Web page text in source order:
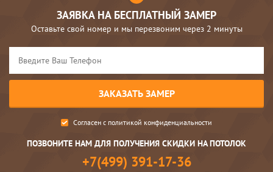
ЗАЯВКА НА БЕСПЛАТНЫЙ ЗАМЕР
Оставьте свой номер и мы перезвоним через 2 минуты
Согласен с политикой конфиденциальности
ПОЗВОНИТЕ НАМ ДЛЯ ПОЛУЧЕНИЯ СКИДКИ НА ПОТОЛОК
+7(499) 391-17-36